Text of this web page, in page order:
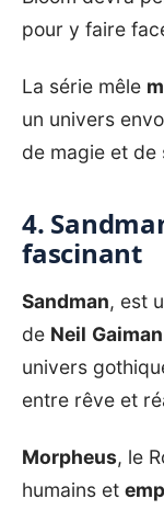
pour y faire
La série mêle
un univers
de magie et
4.
fascinant
Sandman, est
de Neil Gaiman
univers
entre rêve et
Morpheus, le
humains et